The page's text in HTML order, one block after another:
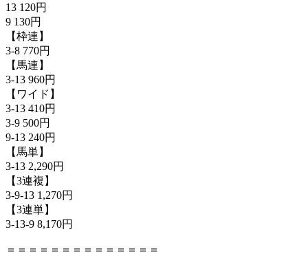
13 120円
9 130円
【枠連】
3-8 770円
【馬連】
3-13 960円
【ワイド】
3-13 410円
3-9 500円
9-13 240円
【馬単】
3-13 2,290円
【3連複】
3-9-13 1,270円
【3連単】
3-13-9 8,170円
＝＝＝＝＝＝＝＝＝＝＝＝＝＝